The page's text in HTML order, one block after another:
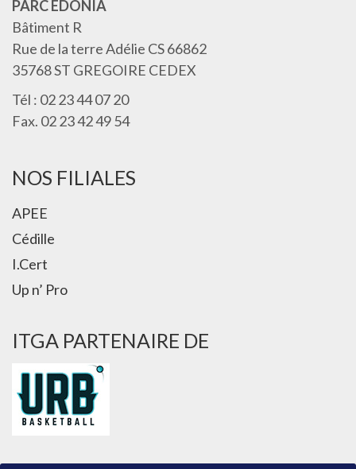
PARC EDONIA
Bâtiment R
Rue de la terre Adélie CS 66862
35768 ST GREGOIRE CEDEX
Tél : 02 23 44 07 20
Fax. 02 23 42 49 54
NOS FILIALES
APEE
Cédille
I.Cert
Up n’ Pro
ITGA PARTENAIRE DE